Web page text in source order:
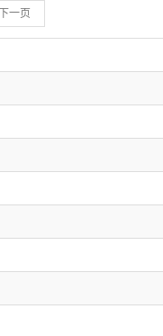
下一页